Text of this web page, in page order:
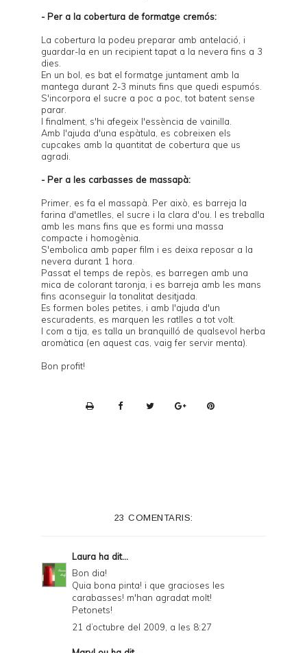
- Per a la cobertura de formatge cremós:
La cobertura la podeu preparar amb antelació, i
guardar-la en un recipient tapat a la nevera fins a 3
dies.
En un bol, es bat el formatge juntament amb la
mantega durant 2-3 minuts fins que quedi espumós.
S'incorpora el sucre a poc a poc, tot batent sense
parar.
I finalment, s'hi afegeix l'essència de vainilla.
Amb l'ajuda d'una espàtula, es cobreixen els
cupcakes amb la quantitat de cobertura que us
agradi.
- Per a les carbasses de massapà:
Primer, es fa el massapà. Per això, es barreja la
farina d'ametlles, el sucre i la clara d'ou. I es treballa
amb les mans fins que es formi una massa
compacte i homogènia.
S'embolica amb paper film i es deixa reposar a la
nevera durant 1 hora.
Passat el temps de repòs, es barregen amb una
mica de colorant taronja, i es barreja amb les mans
fins aconseguir la tonalitat desitjada.
Es formen boles petites, i amb l'ajuda d'un
escuradents, es marquen les ratlles a tot volt.
I com a tija, es talla un branquilló de qualsevol herba
aromàtica (en aquest cas, vaig fer servir menta).
Bon profit!
i
e
n
d
23 COMENTARIS:
Laura ha dit...
Bon dia!
Quia bona pinta! i que gracioses les
carabasses! m'han agradat molt!
Petonets!
21 d’octubre del 2009, a les 8:27